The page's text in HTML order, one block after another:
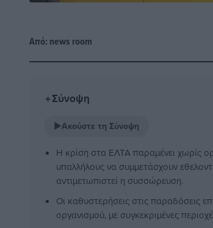
Από: news room
✦Σύνοψη
▶Ακούστε τη Σύνοψη
Η κρίση στα ΕΛΤΑ παραμένει χωρίς
υπαλλήλους να συμμετάσχουν
αντιμετωπιστεί η συσσώρευση.
Οι καθυστερήσεις στις παραδόσεις
οργανισμού, με συγκεκριμένες